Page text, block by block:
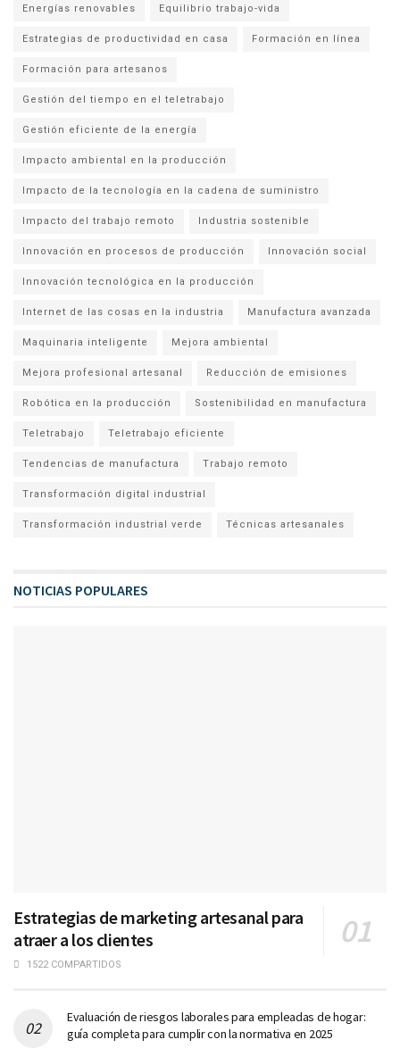
Energías renovables Equilibrio trabajo-vida
Estrategias de productividad en casa Formación en línea
Formación para artesanos
Gestión del tiempo en el teletrabajo
Gestión eficiente de la energía
Impacto ambiental en la producción
Impacto de la tecnología en la cadena de suministro
Impacto del trabajo remoto Industria sostenible
Innovación en procesos de producción Innovación social
Innovación tecnológica en la producción
Internet de las cosas en la industria Manufactura avanzada
Maquinaria inteligente Mejora ambiental
Mejora profesional artesanal Reducción de emisiones
Robótica en la producción Sostenibilidad en manufactura
Teletrabajo Teletrabajo eficiente
Tendencias de manufactura Trabajo remoto
Transformación digital industrial
Transformación industrial verde Técnicas artesanales
NOTICIAS POPULARES
Estrategias de marketing artesanal para
atraer a los clientes
1522 COMPARTIDOS
Evaluación de riesgos laborales para empleadas de hogar:
guía completa para cumplir con la normativa en 2025